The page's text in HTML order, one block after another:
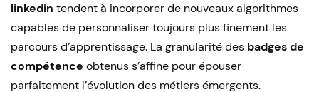
linkedin tendent à incorporer de nouveaux algorithmes
capables de personnaliser toujours plus finement les
parcours d’apprentissage. La granularité des badges de
compétence obtenus s’affine pour épouser
parfaitement l’évolution des métiers émergents.